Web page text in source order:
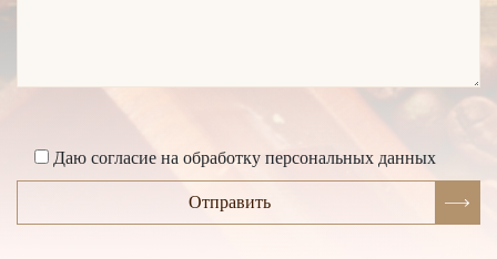
Даю согласие на обработку персональных данных
Отправить